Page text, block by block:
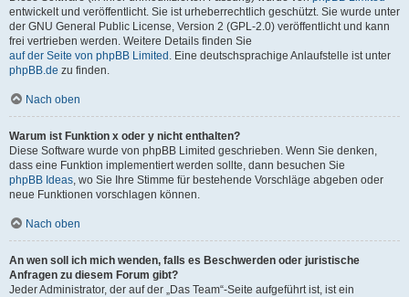
entwickelt und veröffentlicht. Sie ist urheberrechtlich geschützt. Sie wurde unter
der GNU General Public License, Version 2 (GPL-2.0) veröffentlicht und kann
frei vertrieben werden. Weitere Details finden Sie
auf der Seite von phpBB Limited . Eine deutschsprachige Anlaufstelle ist unter
phpBB.de zu finden.
Nach oben
Warum ist Funktion x oder y nicht enthalten?
Diese Software wurde von phpBB Limited geschrieben. Wenn Sie denken,
dass eine Funktion implementiert werden sollte, dann besuchen Sie
phpBB Ideas, wo Sie Ihre Stimme für bestehende Vorschläge abgeben oder
neue Funktionen vorschlagen können.
Nach oben
An wen soll ich mich wenden, falls es Beschwerden oder juristische
Anfragen zu diesem Forum gibt?
Jeder Administrator, der auf der „Das Team“-Seite aufgeführt ist, ist ein